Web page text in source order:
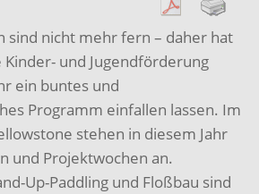
sind nicht mehr fern – daher hat
Kinder- und Jugendförderung
ein buntes und
Programm einfallen lassen. Im
stehen in diesem Jahr
und Projektwochen an.
Up-Paddling und Floßbau sind